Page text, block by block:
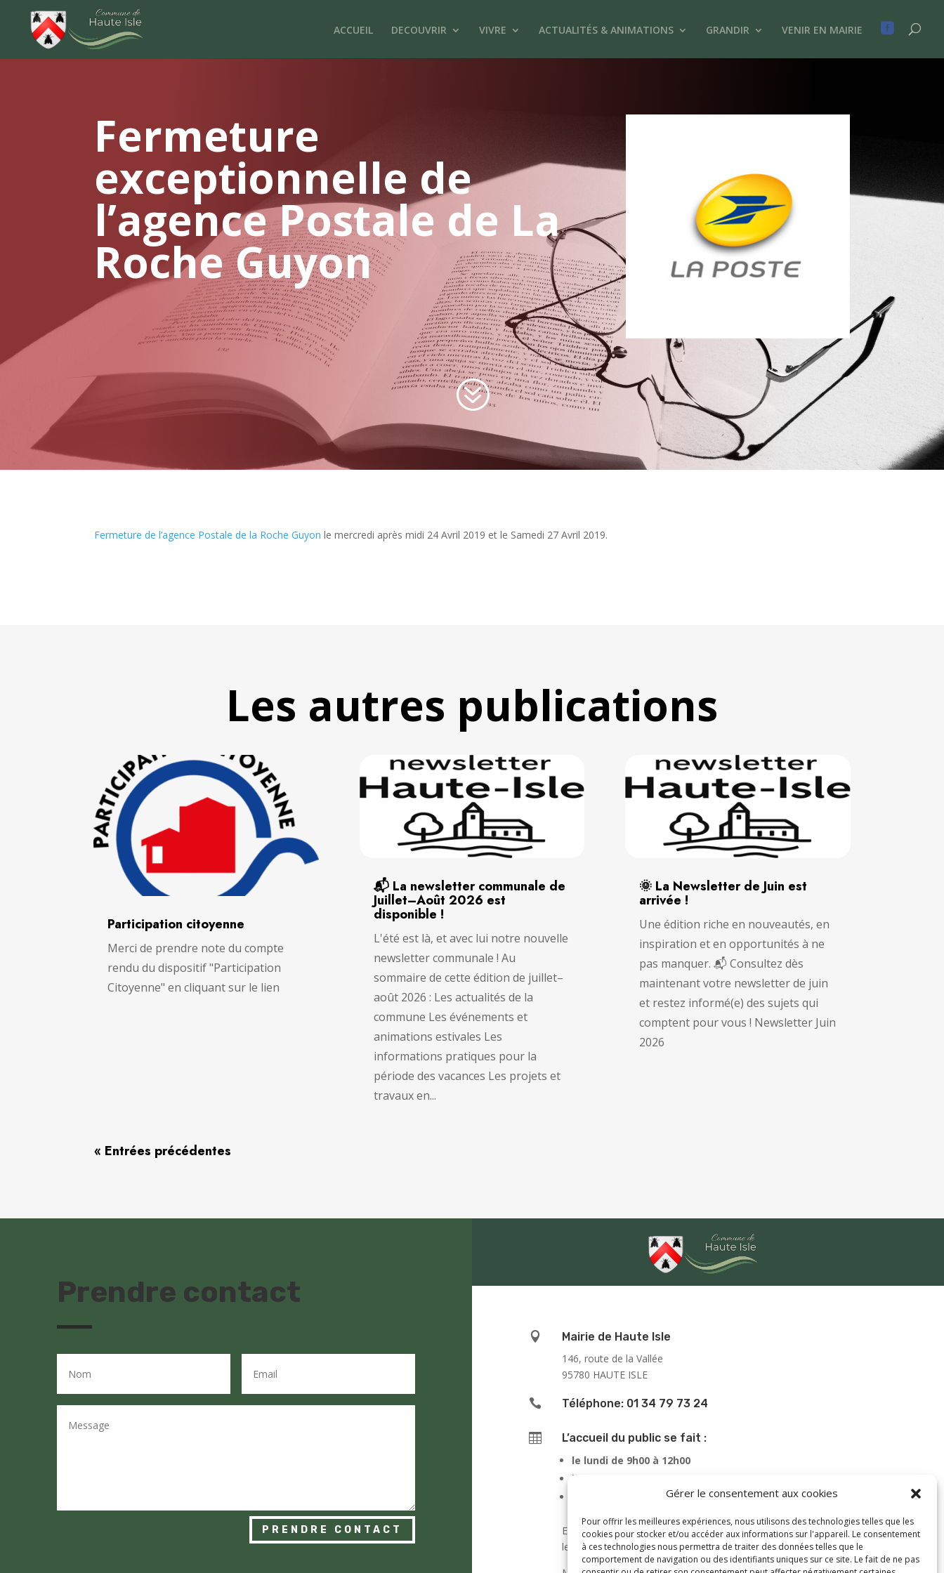
Gérer le consentement aux cookies
Pour offrir les meilleures expériences, nous utilisons des technologies telles que les
cookies pour stocker et/ou accéder aux informations sur l'appareil. Le consentement
à ces technologies nous permettra de traiter des données telles que le
comportement de navigation ou des identifiants uniques sur ce site. Le fait de ne pas
ACCUEIL DECOUVRIR VIVRE ACTUALITÉS & ANIMATIONS GRANDIR VENIR EN MAIRIE 
Fermeture
exceptionnelle de
l’agence Postale de La
Roche Guyon
?
Fermeture de l’agence Postale de la Roche Guyon le mercredi après midi 24 Avril 2019 et le Samedi 27 Avril 2019.
Les autres publications
Participation citoyenne
Merci de prendre note du compte
rendu du dispositif "Participation
Citoyenne" en cliquant sur le lien
📬 La newsletter communale de
Juillet–Août 2026 est
disponible !
L'été est là, et avec lui notre nouvelle
newsletter communale ! Au
sommaire de cette édition de juillet–
août 2026 : Les actualités de la
commune Les événements et
animations estivales Les
informations pratiques pour la
période des vacances Les projets et
travaux en...
🌞 La Newsletter de Juin est
arrivée !
Une édition riche en nouveautés, en
inspiration et en opportunités à ne
pas manquer. 📬 Consultez dès
maintenant votre newsletter de juin
et restez informé(e) des sujets qui
comptent pour vous ! Newsletter Juin
2026
« Entrées précédentes
Prendre contact
PRENDRE CONTACT

Mairie de Haute Isle
146, route de la Vallée
95780 HAUTE ISLE
 Téléphone: 01 34 79 73 24

L’accueil du public se fait :
le lundi de 9h00 à 12h00
le jeudi de 13h00 à 16h00
le samedi de 9h00 à 12h00
En dehors de ces horaires, une permanence téléphonique est assurée
le vendredi de 13 à 16 h, sauf les samedi après-midi et dimanche.